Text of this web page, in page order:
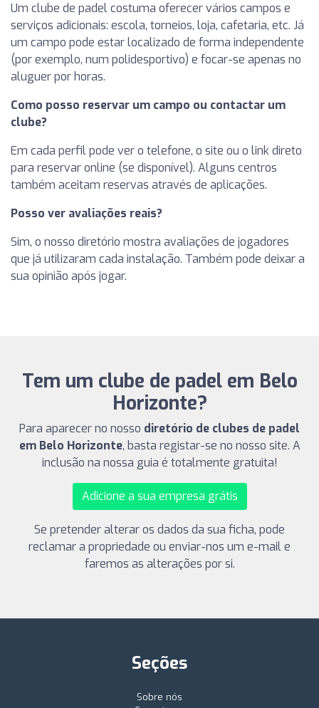
Um clube de padel costuma oferecer vários campos e
serviços adicionais: escola, torneios, loja, cafetaria, etc. Já
um campo pode estar localizado de forma independente
(por exemplo, num polidesportivo) e focar-se apenas no
aluguer por horas.
Como posso reservar um campo ou contactar um
clube?
Em cada perfil pode ver o telefone, o site ou o link direto
para reservar online (se disponível). Alguns centros
também aceitam reservas através de aplicações.
Posso ver avaliações reais?
Sim, o nosso diretório mostra avaliações de jogadores
que já utilizaram cada instalação. Também pode deixar a
sua opinião após jogar.
Tem um clube de padel em Belo
Horizonte?
Para aparecer no nosso diretório de clubes de padel
em Belo Horizonte, basta registar-se no nosso site. A
inclusão na nossa guia é totalmente gratuita!
Adicione a sua empresa grátis
Se pretender alterar os dados da sua ficha, pode
reclamar a propriedade ou enviar-nos um e-mail e
faremos as alterações por si.
Seções
Sobre nós